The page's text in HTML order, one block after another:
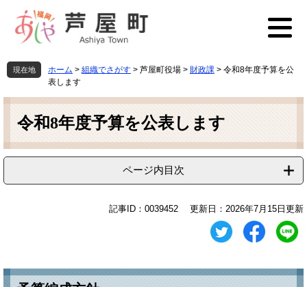
先
頭
を
飛
文
現在地 ホーム > 組織でさがす > 芦屋町役場 > 財政課 > 令和8年度予算を公
表します
本
令和8年度予算を公表します
ページ内目次
記事ID：0039452 更新日：2026年7月15日更新